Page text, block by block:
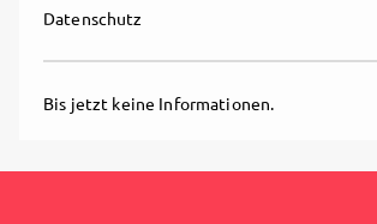
Datenschutz
Bis jetzt keine Informationen.